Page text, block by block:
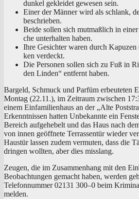
dun­kel geklei­det gewe­sen sein.
Einer der Män­ner wird als schlank,
beschrieben.
Bei­de sol­len sich mut­maß­lich in
che unter­hal­ten haben.
Ihre Gesich­ter waren durch
ken verdeckt.
Die Per­so­nen sol­len sich zu Fuß in
den Lin­den“ ent­fernt haben.
Bar­geld, Schmuck und Par­füm erbeu­te­ten
Mon­tag (22.11.), im Zeit­raum zwi­schen
einem Ein­fa­mi­li­en­haus an der „Alte
Erkennt­nis­sen hat­ten Unbe­kann­te ein
Bereich auf­ge­he­belt und das Haus nach
von innen geöff­ne­te Ter­ras­sen­tür wie­der
Haus­tür las­sen zudem ver­mu­ten, dass die
drin­gen woll­ten, aber dies misslang.
Zeu­gen, die im Zusam­men­hang mit den
Beob­ach­tun­gen gemacht haben, wer­den
Tele­fon­num­mer 02131 300–0 beim
melden.